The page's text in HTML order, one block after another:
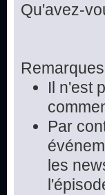
Qu'avez-
Il n'est
Par
les